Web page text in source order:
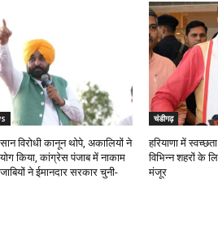
विरोधी कानून थोपे, अकालियों ने
किया, कांग्रेस पंजाब में नाकाम
ने ईमानदार सरकार चुनी-
चंडीगढ़
हरियाणा में
विभिन्न शहरों के
मंजूर